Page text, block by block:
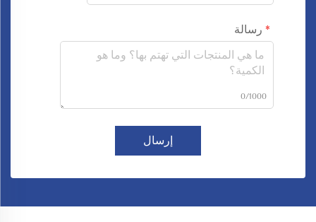
رسالة
0/1000
إرسال